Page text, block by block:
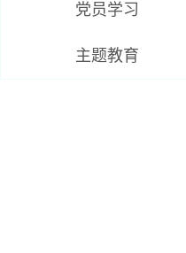
党员学习
主题教育